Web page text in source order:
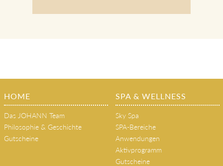
HOME
Das JOHANN Team
Philosophie & Geschichte
Gutscheine
SPA & WELLNESS
Sky Spa
SPA-Bereiche
Anwendungen
Aktivprogramm
Gutscheine